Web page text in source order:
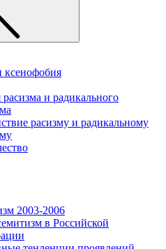
ксенофобия
и радикального
расизму и радикальному
2003-2006
в Российской